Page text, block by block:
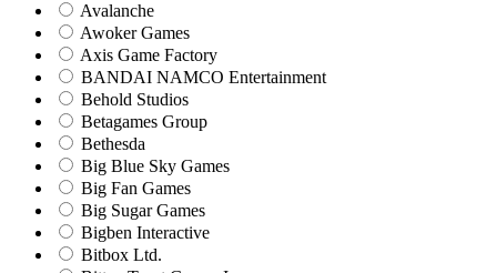
Avalanche
Awoker Games
Axis Game Factory
BANDAI NAMCO Entertainment
Behold Studios
Betagames Group
Bethesda
Big Blue Sky Games
Big Fan Games
Big Sugar Games
Bigben Interactive
Bitbox Ltd.